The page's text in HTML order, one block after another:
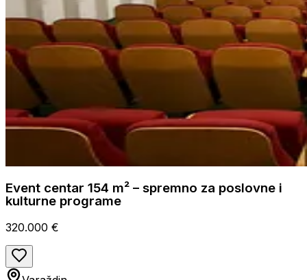
Event centar 154 m² – spremno za poslovne i
kulturne programe
320.000 €